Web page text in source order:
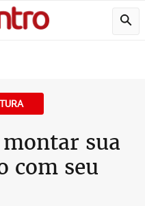
sua
com seu